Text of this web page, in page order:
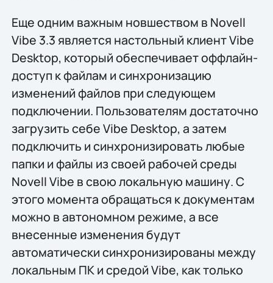
Еще одним важным новшеством в Novell
Vibe 3.3 является настольный клиент Vibe
Desktop, который обеспечивает оффлайн-
доступ к файлам и синхронизацию
изменений файлов при следующем
подключении. Пользователям достаточно
загрузить себе Vibe Desktop, а затем
подключить и синхронизировать любые
папки и файлы из своей рабочей среды
Novell Vibe в свою локальную машину. С
этого момента обращаться к документам
можно в автономном режиме, а все
внесенные изменения будут
автоматически синхронизированы между
локальным ПК и средой Vibe, как только